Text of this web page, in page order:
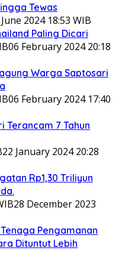
Tewas
2024 18:53 WIB
Paling Dicari
06 February 2024 20:18
Warga Saptosari
06 February 2024 17:40
Terancam 7 Tahun
22 January 2024 20:28
Rp1,30 Triliyun
28 December 2023
Pengamanan
Dituntut Lebih